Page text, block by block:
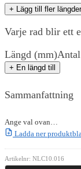
+ Lägg till fler längder
Varje rad blir ett
Längd (mm)Antal
+ En längd till
Sammanfattning
Ange val ovan…
Ladda ner
Artikelnr: NLC10.016